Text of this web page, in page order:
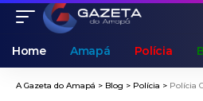
Home Amapá Polícia
A Gazeta do Amapá > Blog > Polícia > Polícia Civil